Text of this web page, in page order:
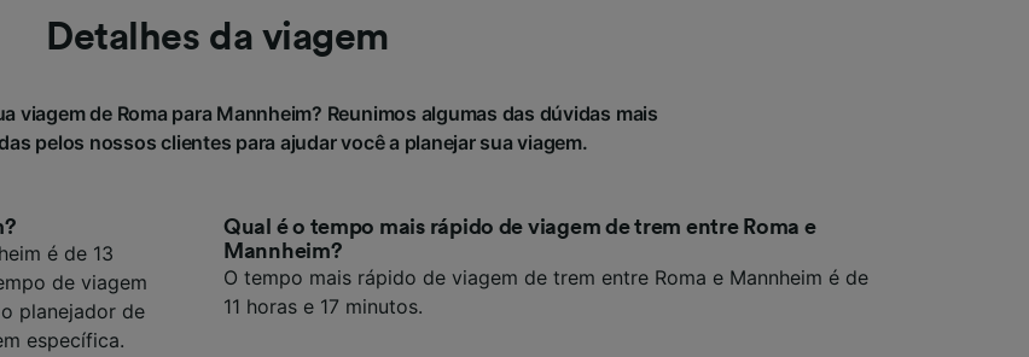
Detalhes da viagem
viagem de Roma para Mannheim? Reunimos algumas das dúvidas mais
pelos nossos clientes para ajudar você a planejar sua viagem.
é de 13
de viagem
planejador de
específica.
Qual é o tempo mais rápido de viagem de trem entre Roma e
Mannheim?
O tempo mais rápido de viagem de trem entre Roma e Mannheim é de
11 horas e 17 minutos.